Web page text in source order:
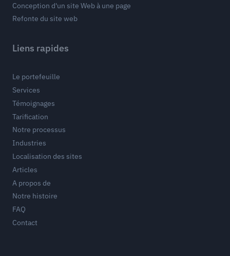
Conception d'un site Web à une page
Refonte du site web
Liens rapides
Le portefeuille
Services
Témoignages
Tarification
Notre processus
Industries
Localisation des sites
Articles
A propos de
Notre histoire
FAQ
Contact